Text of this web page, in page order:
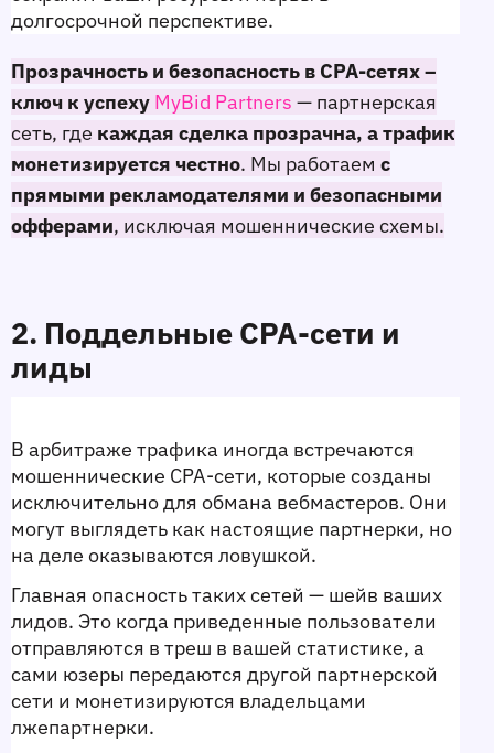
долгосрочной перспективе.
Прозрачность и безопасность в CPA-сетях –
ключ к успеху MyBid Partners — партнерская
сеть, где каждая сделка прозрачна, а трафик
монетизируется честно. Мы работаем с
прямыми рекламодателями и безопасными
офферами, исключая мошеннические схемы.
2. Поддельные CPA-сети и
лиды
В арбитраже трафика иногда встречаются
мошеннические CPA-сети, которые созданы
исключительно для обмана вебмастеров. Они
могут выглядеть как настоящие партнерки, но
на деле оказываются ловушкой.
Главная опасность таких сетей — шейв ваших
лидов. Это когда приведенные пользователи
отправляются в треш в вашей статистике, а
сами юзеры передаются другой партнерской
сети и монетизируются владельцами
лжепартнерки.